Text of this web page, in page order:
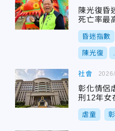
陳光復昏
死亡率最
昏迷指數
陳光復
社會
彰化情侶
刑12年女
虐童